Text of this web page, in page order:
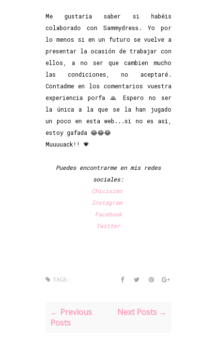
Me gustaría saber si habéis
colaborado con Sammydress. Yo por
lo menos si en un futuro se vuelve a
presentar la ocasión de trabajar con
ellos, a no ser que cambien mucho
las condiciones, no aceptaré.
Contadme en los comentarios vuestra
experiencia porfa 🙏 Espero no ser
la única a la que se la han jugado
un poco en esta web...si no es así,
estoy gafada 😂😂😂
Muuuuack!! 💗
Puedes encontrarme en mis redes
sociales:
Chicisimo
Instagram
Facebook
Twitter
TAGS :
← Previous
Posts
Next Posts →